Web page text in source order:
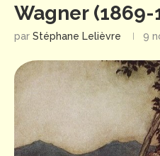
Wagner
par Stéphane Lelièvre 9